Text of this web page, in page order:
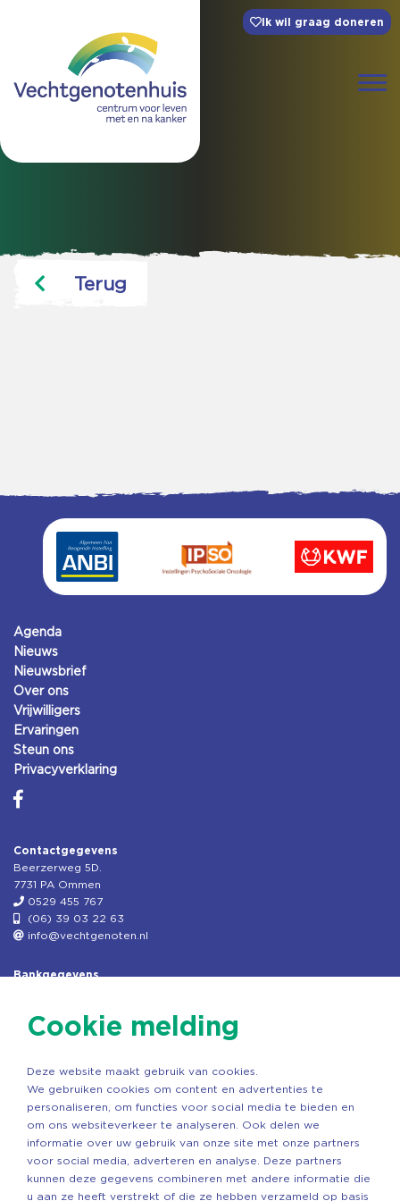
Ik wil graag doneren
Terug
Agenda
Nieuws
Nieuwsbrief
Over ons
Vrijwilligers
Ervaringen
Steun ons
Privacyverklaring
Contactgegevens
Beerzerweg 5D.
7731 PA Ommen
0529 455 767
(06) 39 03 22 63
info@vechtgenoten.nl
Bankgegevens
Rek.nr: NL85RABO0127579230
Copyright ©2026 Vechtgenoten
Cookie melding
Deze website maakt gebruik van cookies.
We gebruiken cookies om content en advertenties te
personaliseren, om functies voor social media te bieden en
om ons websiteverkeer te analyseren. Ook delen we
informatie over uw gebruik van onze site met onze partners
voor social media, adverteren en analyse. Deze partners
kunnen deze gegevens combineren met andere informatie die
u aan ze heeft verstrekt of die ze hebben verzameld op basis